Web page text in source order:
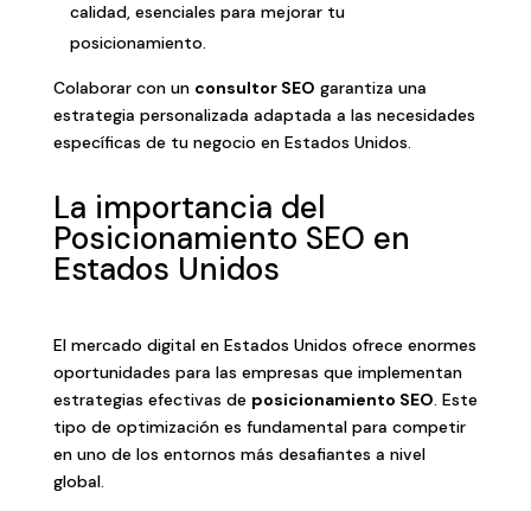
calidad, esenciales para mejorar tu
posicionamiento.
Colaborar con un consultor SEO garantiza una
estrategia personalizada adaptada a las necesidades
específicas de tu negocio en Estados Unidos.
La importancia del
Posicionamiento SEO en
Estados Unidos
El mercado digital en Estados Unidos ofrece enormes
oportunidades para las empresas que implementan
estrategias efectivas de posicionamiento SEO. Este
tipo de optimización es fundamental para competir
en uno de los entornos más desafiantes a nivel
global.